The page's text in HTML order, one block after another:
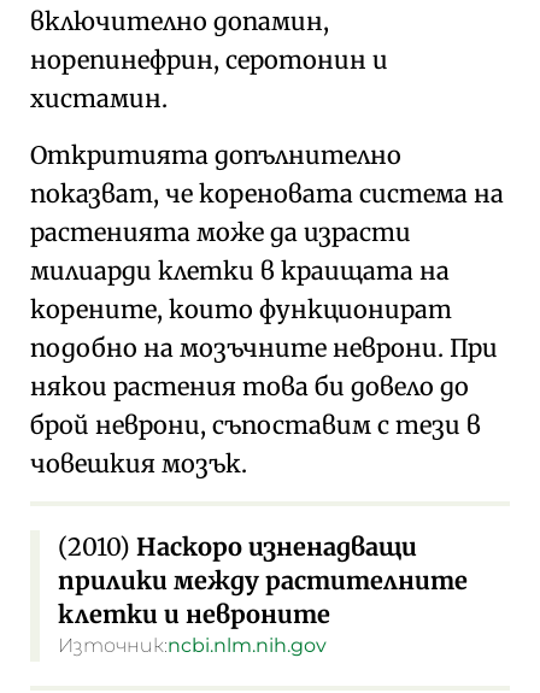
включително допамин,
норепинефрин, серотонин и
хистамин.
Откритията допълнително
показват, че кореновата система на
растенията може да израсти
милиарди клетки в краищата на
корените, които функционират
подобно на мозъчните неврони. При
някои растения това би довело до
брой неврони, съпоставим с тези в
човешкия мозък.
(2010) Наскоро изненадващи
прилики между растителните
клетки и невроните
Източник:ncbi.nlm.nih.gov